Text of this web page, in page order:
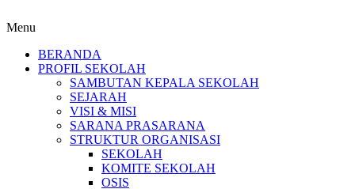
Menu
BERANDA
PROFIL SEKOLAH
SAMBUTAN KEPALA SEKOLAH
SEJARAH
VISI & MISI
SARANA PRASARANA
STRUKTUR ORGANISASI
SEKOLAH
KOMITE SEKOLAH
OSIS